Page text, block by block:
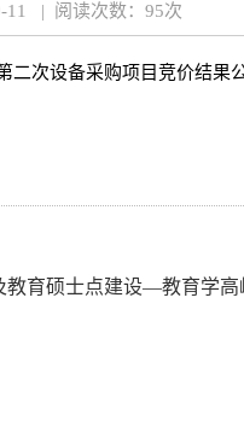
11 | 阅读次数： 95次
次设备采购项目竞价结果公
建设—教育学高峰优势学科